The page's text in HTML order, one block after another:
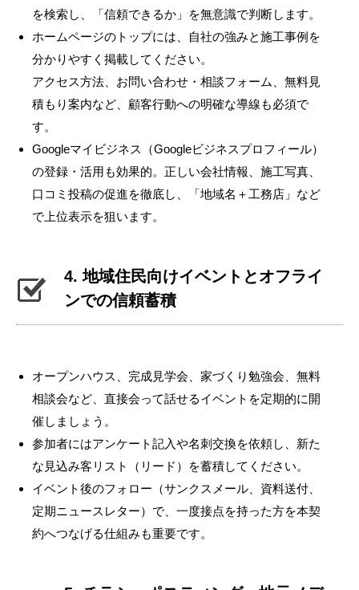
を検索し、「信頼できるか」を無意識で判断します。
ホームページのトップには、自社の強みと施工事例を
分かりやすく掲載してください。
アクセス方法、お問い合わせ・相談フォーム、無料見
積もり案内など、顧客行動への明確な導線も必須で
す。
Googleマイビジネス（Googleビジネスプロフィール）
の登録・活用も効果的。正しい会社情報、施工写真、
口コミ投稿の促進を徹底し、「地域名＋工務店」など
で上位表示を狙います。
4. 地域住民向けイベントとオフライ
ンでの信頼蓄積
オープンハウス、完成見学会、家づくり勉強会、無料
相談会など、直接会って話せるイベントを定期的に開
催しましょう。
参加者にはアンケート記入や名刺交換を依頼し、新た
な見込み客リスト（リード）を蓄積してください。
イベント後のフォロー（サンクスメール、資料送付、
定期ニュースレター）で、一度接点を持った方を本契
約へつなげる仕組みも重要です。